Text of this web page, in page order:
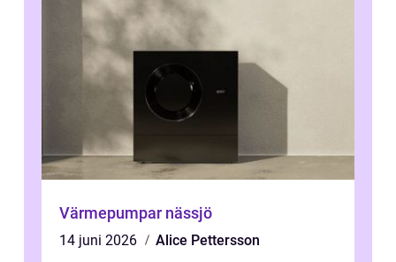
Värmepumpar nässjö
14 juni 2026
Alice Pettersson